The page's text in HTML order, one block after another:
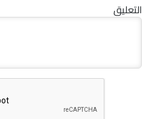
التعليق